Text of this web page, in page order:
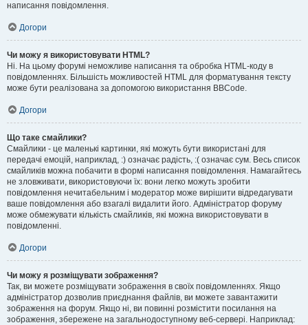
написання повідомлення.
Догори
Чи можу я використовувати HTML?
Ні. На цьому форумі неможливе написання та обробка HTML-коду в
повідомленнях. Більшість можливостей HTML для форматування тексту
може бути реалізована за допомогою використання BBCode.
Догори
Що таке смайлики?
Смайлики - це маленькі картинки, які можуть бути використані для
передачі емоцій, наприклад, :) означає радість, :( означає сум. Весь список
смайликів можна побачити в формі написання повідомлення. Намагайтесь
не зловживати, використовуючи їх: вони легко можуть зробити
повідомлення нечитабельним і модератор може вирішити відредагувати
ваше повідомлення або взагалі видалити його. Адміністратор форуму
може обмежувати кількість смайликів, які можна використовувати в
повідомленні.
Догори
Чи можу я розміщувати зображення?
Так, ви можете розміщувати зображення в своїх повідомленнях. Якщо
адміністратор дозволив приєднання файлів, ви можете завантажити
зображення на форум. Якщо ні, ви повинні розмістити посилання на
зображення, збережене на загальнодоступному веб-сервері. Наприклад: